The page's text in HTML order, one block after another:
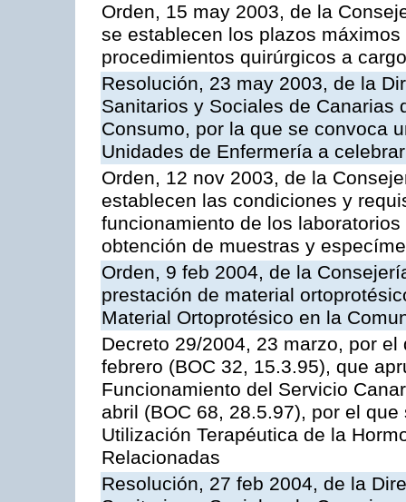
Orden, 15 may 2003, de la
se establecen los plazos
procedimientos quirúrgicos a
Resolución, 23 may 2003, de la
Sanitarios y Sociales de Canarias
Consumo, por la que se convoca
Unidades de Enfermería a
Orden, 12 nov 2003, de la
establecen las condiciones y
funcionamiento de los
obtención de muestras y
Orden, 9 feb 2004, de la
prestación de material
Material Ortoprotésico en la
Decreto 29/2004, 23 marzo, por
febrero (BOC 32, 15.3.95), que
Funcionamiento del Servicio
abril (BOC 68, 28.5.97), por el
Utilización Terapéutica de la
Relacionadas
Resolución, 27 feb 2004, de la